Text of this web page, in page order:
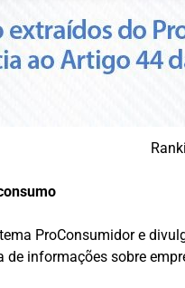
ProConsumidor e
informações sobre